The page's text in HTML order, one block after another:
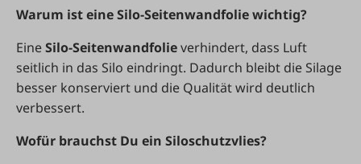
Warum ist eine Silo-Seitenwandfolie wichtig?
EineSilo-Seitenwandfolieverhindert, dass Luft
seitlich in das Silo eindringt. Dadurch bleibt die Silage
besser konserviert und die Qualität wird deutlich
verbessert.
Wofür brauchst Du ein Siloschutzvlies?